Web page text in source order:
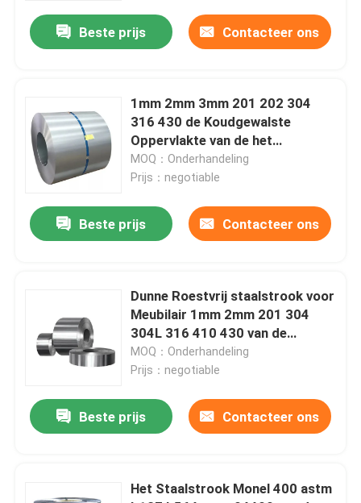
Beste prijs Contacteer ons
1mm 2mm 3mm 201 202 304
316 430 de Koudgewalste
Oppervlakte van de het
Metaalstrook 2B van de
Roestvrij staalrol
MOQ：Onderhandeling
Prijs：negotiable
Beste prijs Contacteer ons
Dunne Roestvrij staalstrook voor
Meubilair 1mm 2mm 201 304
304L 316 410 430 van de
Lentesdeuren
MOQ：Onderhandeling
Prijs：negotiable
Beste prijs Contacteer ons
Het Staalstrook Monel 400 astm